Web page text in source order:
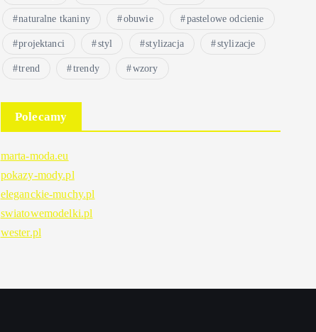
naturalne tkaniny obuwie pastelowe odcienie
projektanci styl stylizacja stylizacje
trend trendy wzory
Polecamy
marta-moda.eu
pokazy-mody.pl
eleganckie-muchy.pl
swiatowemodelki.pl
wester.pl